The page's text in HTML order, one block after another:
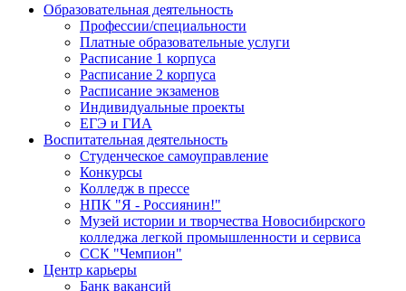
Образовательная деятельность
Профессии/специальности
Платные образовательные услуги
Расписание 1 корпуса
Расписание 2 корпуса
Расписание экзаменов
Индивидуальные проекты
ЕГЭ и ГИА
Воспитательная деятельность
Студенческое самоуправление
Конкурсы
Колледж в прессе
НПК "Я - Россиянин!"
Музей истории и творчества Новосибирского
колледжа легкой промышленности и сервиса
ССК "Чемпион"
Центр карьеры
Банк вакансий